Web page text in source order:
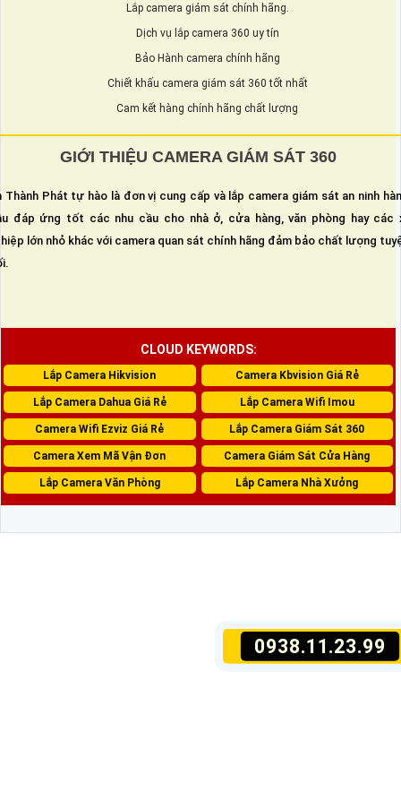
0938.11.23.99
Lắp camera giám sát chính hãng.
Dịch vụ lắp camera 360 uy tín
Bảo Hành camera chính hãng
Chiết khấu camera giám sát 360 tốt nhất
Cam kết hàng chính hãng chất lượng
GIỚI THIỆU CAMERA GIÁM SÁT 360
Thành Phát tự hào là đơn vị cung cấp và lắp camera giám sát an ninh
đáp ứng tốt các nhu cầu cho nhà ở, cửa hàng, văn phòng hay các
lớn nhỏ khác với camera quan sát chính hãng đảm bảo chất lượng
CLOUD KEYWORDS:
Lắp Camera Hikvision Camera Kbvision Giá Rẻ
Lắp Camera Dahua Giá Rẻ Lắp Camera Wifi Imou
Camera Wifi Ezviz Giá Rẻ Lắp Camera Giám Sát 360
Camera Xem Mã Vận Đơn Camera Giám Sát Cửa Hàng
Lắp Camera Văn Phòng Lắp Camera Nhà Xưởng